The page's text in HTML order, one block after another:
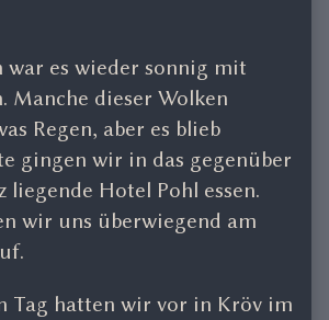
es wieder sonnig mit
Manche dieser Wolken
Regen, aber es blieb
gingen wir in das gegenüber
liegende Hotel Pohl essen.
wir uns überwiegend am
Tag hatten wir vor in Kröv im